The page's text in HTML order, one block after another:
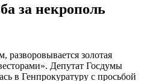
за некрополь
разворовывается золотая
Депутат Госдумы
в Генпрокуратуру с просьбой